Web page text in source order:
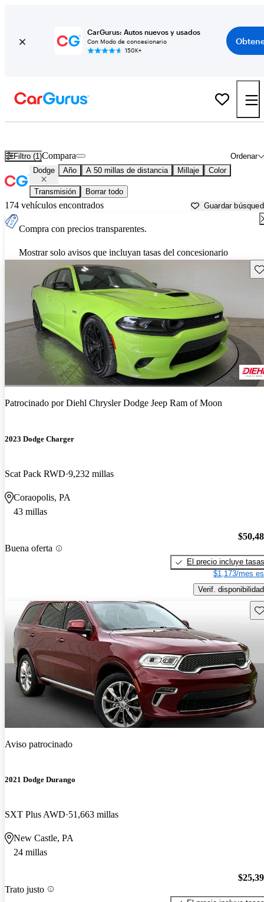
CarGurus: Autos nuevos y usados
Con Modo de concesionario
150K+
Filtro (1) Ordenar
Compara
Dodge Año A 50 millas de distancia Millaje Color
Transmisión Borrar todo
174 vehículos encontrados Guardar
Compra con precios transparentes.
Mostrar solo avisos que incluyan tasas del concesionario
Patrocinado porDiehl Chrysler Dodge Jeep Ram of Moon
2023 Dodge Charger
Scat Pack RWD 9,232 millas
Coraopolis, PA
43 millas
Buena oferta
El precio incluye tasas
$1,173/mes
Verif. disponibilidad
Aviso patrocinado
2021 Dodge Durango
SXT Plus AWD 51,663 millas
New Castle, PA
24 millas
Trato justo